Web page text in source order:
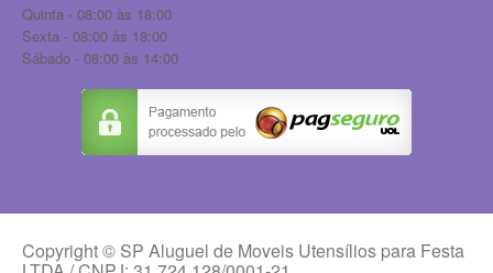
Quinta - 08:00 às 18:00
Sexta - 08:00 às 18:00
Sábado - 08:00 às 14:00
Copyright © SP Aluguel de Moveis Utensílios para Festa